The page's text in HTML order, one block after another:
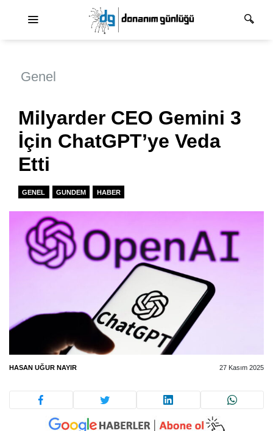
Genel
Milyarder CEO Gemini 3
İçin ChatGPT’ye Veda
Etti
GENEL GUNDEM HABER
HASAN UĞUR NAYIR 27 Kasım 2025